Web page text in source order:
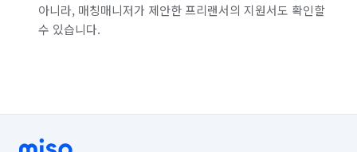
아니라, 매칭매니저가 제안한 프리랜서의 지원서도 확인할
수 있습니다.